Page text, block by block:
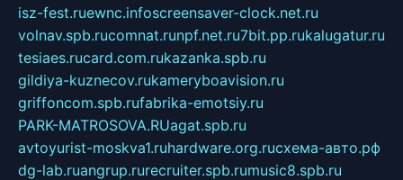
isz-fest.ruewnc.infoscreensaver-clock.net.ru
volnav.spb.rucomnat.runpf.net.ru7bit.pp.rukalugatur.ru
tesiaes.rucard.com.rukazanka.spb.ru
gildiya-kuznecov.rukameryboavision.ru
griffoncom.spb.rufabrika-emotsiy.ru
PARK-MATROSOVA.RUagat.spb.ru
avtoyurist-moskva1.ruhardware.org.ruсхема-авто.рф
dg-lab.ruangrup.rurecruiter.spb.rumusic8.spb.ru